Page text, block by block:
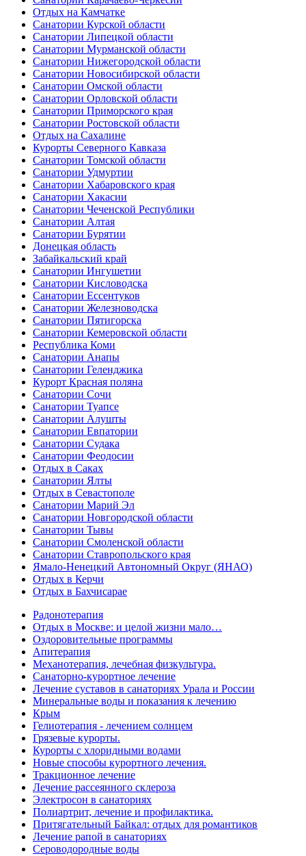
Отдых на Камчатке
Санатории Курской области
Санатории Липецкой области
Санатории Мурманской области
Санатории Нижегородской области
Санатории Новосибирской области
Санатории Омской области
Санатории Орловской области
Санатории Приморского края
Санатории Ростовской области
Отдых на Сахалине
Курорты Северного Кавказа
Санатории Томской области
Санатории Удмуртии
Санатории Хабаровского края
Санатории Хакасии
Санатории Чеченской Республики
Санатории Алтая
Санатории Бурятии
Донецкая область
Забайкальский край
Санатории Ингушетии
Санатории Кисловодска
Санатории Ессентуков
Санатории Железноводска
Санатории Пятигорска
Санатории Кемеровской области
Республика Коми
Санатории Анапы
Санатории Геленджика
Курорт Красная поляна
Санатории Сочи
Санатории Туапсе
Санатории Алушты
Санатории Евпатории
Санатории Судака
Санатории Феодосии
Отдых в Саках
Санатории Ялты
Отдых в Севастополе
Санатории Марий Эл
Санатории Новгородской области
Санатории Тывы
Санатории Смоленской области
Санатории Ставропольского края
Ямало-Ненецкий Автономный Округ (ЯНАО)
Отдых в Керчи
Отдых в Бахчисарае
Радонотерапия
Отдых в Москве: и целой жизни мало…
Оздоровительные программы
Апитерапия
Механотерапия, лечебная физкультура.
Санаторно-курортное лечение
Лечение суставов в санаториях Урала и России
Минеральные воды и показания к лечению
Крым
Гелиотерапия - лечением солнцем
Грязевые курорты.
Курорты с хлоридными водами
Новые способы курортного лечения.
Тракционное лечение
Лечение рассеянного склероза
Электросон в санаториях
Полиартрит, лечение и профилактика.
Притягательный Байкал: отдых для романтиков
Лечение рапой в санаториях
Сероводородные воды